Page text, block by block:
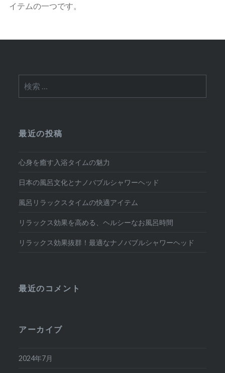
イテムの一つです。
索:
最近の投稿
心身を癒す入浴タイムの魅力
日本の風呂文化とナノバブルシャワーヘッド
風呂リラックスタイムの快適アイテム
リラックス効果を高める、ヘルシーなお風呂時間
リラックス効果抜群！最適なナノバブルシャワーヘッド
最近のコメント
アーカイブ
2024年7月